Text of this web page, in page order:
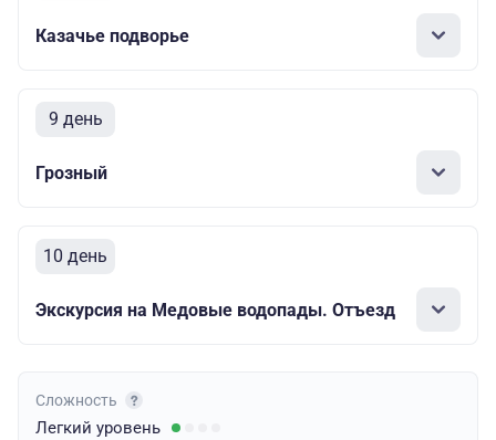
Казачье подворье
9 день
Грозный
10 день
Экскурсия на Медовые водопады. Отъезд
Сложность
Легкий уровень